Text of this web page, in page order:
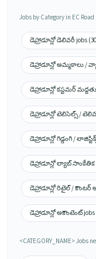
Jobs by Category in EC Road
డెహ్రాడూన్లో డెలివరీ jobs
డెహ్రాడూన్లో అమ్మకాలు /
డెహ్రాడూన్లో కస్టమర్
డెహ్రాడూన్లో టెలిసెల్స్ /
డెహ్రాడూన్లో గిడ్డంగి /
డెహ్రాడూన్లో ల్యాబ్ సాంకేతిక
డెహ్రాడూన్లో రిటైల్ / కౌంటర్
డెహ్రాడూన్లో అకౌంటెంట్ jobs
<CATEGORY_NAME> Jobs